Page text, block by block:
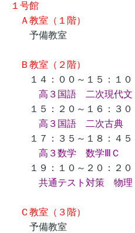
１号館
Ａ教室（１階）
予備教室
Ｂ教室（２階）
１４：００～１５：１０
高３国語 二次現代文
１５：２０～１６：３０
高３国語 二次古典
１７：３５～１８：４５
高３数学 数学ⅢＣ
１９：１０～２０：２０
共通テスト対策 物理
Ｃ教室（３階）
予備教室